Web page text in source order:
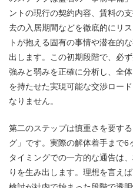
ントの現行の契約内容、賃料の
去の入居期間などを徹底的にリ
トが抱える固有の事情や潜在的
出します。この初期段階で、必
強みと弱みを正確に分析し、全
を持たせた実現可能な交渉ロー
なりません。
第二のステップは慎重さを要す
グ」です。実際の解体着手まで6
タイミングでの一方的な通告は
りを生み出します。理想を言え